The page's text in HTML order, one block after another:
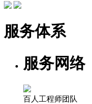
服务体系
服务网络
百人工程师团队